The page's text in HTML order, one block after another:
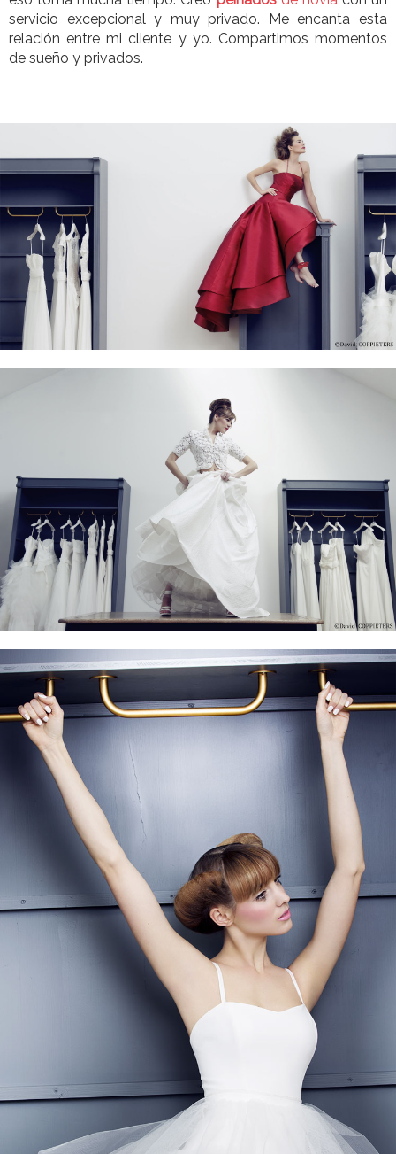
servicio excepcional y muy privado. Me encanta esta
relación entre mi cliente y yo. Compartimos momentos
de sueño y privados.